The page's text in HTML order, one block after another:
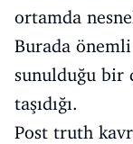
ortamda
Burada
sunulduğu bir
taşıdığı.
Post truth